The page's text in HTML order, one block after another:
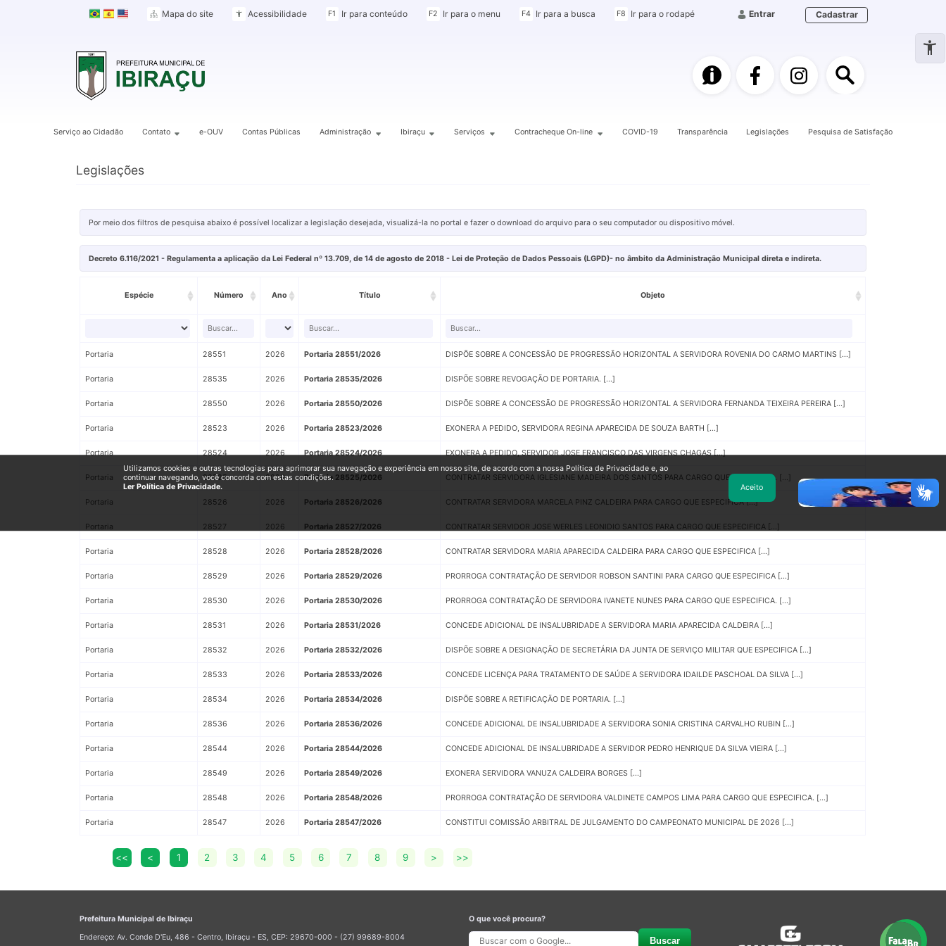
Utilizamos cookies e outras tecnologias para aprimorar sua navegação e experiência em nosso site, de acordo com a nossa Política de Privacidade e, ao
continuar navegando, você concorda com estas condições.
Ler Política de Privacidade.
Aceito
Mapa do site Acessibilidade Ir para conteúdo
F1 Ir para o menu
F2 Ir para a busca
F4 Ir para o rodapé
F8 Entrar Cadastrar
Serviço ao Cidadão Contato e-OUV Contas Públicas Administração Ibiraçu Serviços Contracheque On-line COVID-19 Transparência Legislações Pesquisa de Satisfação
Legislações
Por meio dos filtros de pesquisa abaixo é possível localizar a legislação desejada, visualizá-la no portal e fazer o download do arquivo para o seu computador ou dispositivo móvel.
Decreto 6.116/2021 - Regulamenta a aplicação da Lei Federal nº 13.709, de 14 de agosto de 2018 - Lei de Proteção de Dados Pessoais (LGPD)- no âmbito da Administração Municipal direta e indireta.
Espécie Número Ano Título Objeto
Portaria 28551 2026 Portaria 28551/2026 DISPÕE SOBRE A CONCESSÃO DE PROGRESSÃO HORIZONTAL A SERVIDORA ROVENIA DO CARMO MARTINS [...]
Portaria 28535 2026 Portaria 28535/2026 DISPÕE SOBRE REVOGAÇÃO DE PORTARIA. [...]
Portaria 28550 2026 Portaria 28550/2026 DISPÕE SOBRE A CONCESSÃO DE PROGRESSÃO HORIZONTAL A SERVIDORA FERNANDA TEIXEIRA PEREIRA [...]
Portaria 28523 2026 Portaria 28523/2026 EXONERA A PEDIDO, SERVIDORA REGINA APARECIDA DE SOUZA BARTH [...]
Portaria 28524 2026 Portaria 28524/2026 EXONERA A PEDIDO, SERVIDOR JOSE FRANCISCO DAS VIRGENS CHAGAS [...]
Portaria 28525 2026 Portaria 28525/2026 CONTRATAR SERVIDORA IGLESIANE MADEIRA DOS SANTOS PARA CARGO QUE ESPECIFICA. [...]
Portaria 28526 2026 Portaria 28526/2026 CONTRATAR SERVIDORA MARCELA PINZ CALDEIRA PARA CARGO QUE ESPECIFICA [...]
Portaria 28527 2026 Portaria 28527/2026 CONTRATAR SERVIDOR JOSE WERLES LEONIDIO SANTOS PARA CARGO QUE ESPECIFICA [...]
Portaria 28528 2026 Portaria 28528/2026 CONTRATAR SERVIDORA MARIA APARECIDA CALDEIRA PARA CARGO QUE ESPECIFICA [...]
Portaria 28529 2026 Portaria 28529/2026 PRORROGA CONTRATAÇÃO DE SERVIDOR ROBSON SANTINI PARA CARGO QUE ESPECIFICA [...]
Portaria 28530 2026 Portaria 28530/2026 PRORROGA CONTRATAÇÃO DE SERVIDORA IVANETE NUNES PARA CARGO QUE ESPECIFICA. [...]
Portaria 28531 2026 Portaria 28531/2026 CONCEDE ADICIONAL DE INSALUBRIDADE A SERVIDORA MARIA APARECIDA CALDEIRA [...]
Portaria 28532 2026 Portaria 28532/2026 DISPÕE SOBRE A DESIGNAÇÃO DE SECRETÁRIA DA JUNTA DE SERVIÇO MILITAR QUE ESPECIFICA [...]
Portaria 28533 2026 Portaria 28533/2026 CONCEDE LICENÇA PARA TRATAMENTO DE SAÚDE A SERVIDORA IDAILDE PASCHOAL DA SILVA [...]
Portaria 28534 2026 Portaria 28534/2026 DISPÕE SOBRE A RETIFICAÇÃO DE PORTARIA. [...]
Portaria 28536 2026 Portaria 28536/2026 CONCEDE ADICIONAL DE INSALUBRIDADE A SERVIDORA SONIA CRISTINA CARVALHO RUBIN [...]
Portaria 28544 2026 Portaria 28544/2026 CONCEDE ADICIONAL DE INSALUBRIDADE A SERVIDOR PEDRO HENRIQUE DA SILVA VIEIRA [...]
Portaria 28549 2026 Portaria 28549/2026 EXONERA SERVIDORA VANUZA CALDEIRA BORGES [...]
Portaria 28548 2026 Portaria 28548/2026 PRORROGA CONTRATAÇÃO DE SERVIDORA VALDINETE CAMPOS LIMA PARA CARGO QUE ESPECIFICA. [...]
Portaria 28547 2026 Portaria 28547/2026 CONSTITUI COMISSÃO ARBITRAL DE JULGAMENTO DO CAMPEONATO MUNICIPAL DE 2026 [...]
<< < 1 2 3 4 5 6 7 8 9 > >>
Prefeitura Municipal de Ibiraçu
Endereço: Av. Conde D'Eu, 486 - Centro, Ibiraçu - ES, CEP: 29670-000 - (27) 99689-8004
O que você procura?
Buscar